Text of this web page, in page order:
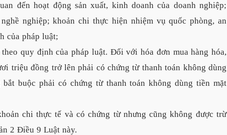
đến hoạt động sản xuất, kinh doanh của doanh nghiệp;
nghiệp; khoản chi thực hiện nhiệm vụ quốc phòng, an
của pháp luật;
quy định của pháp luật. Đối với hóa đơn mua hàng hóa,
triệu đồng trở lên phải có chứng từ thanh toán không dùng
buộc phải có chứng từ thanh toán không dùng tiền mặt
chi thực tế và có chứng từ nhưng cũng không được trừ
2 Điều 9 Luật này.